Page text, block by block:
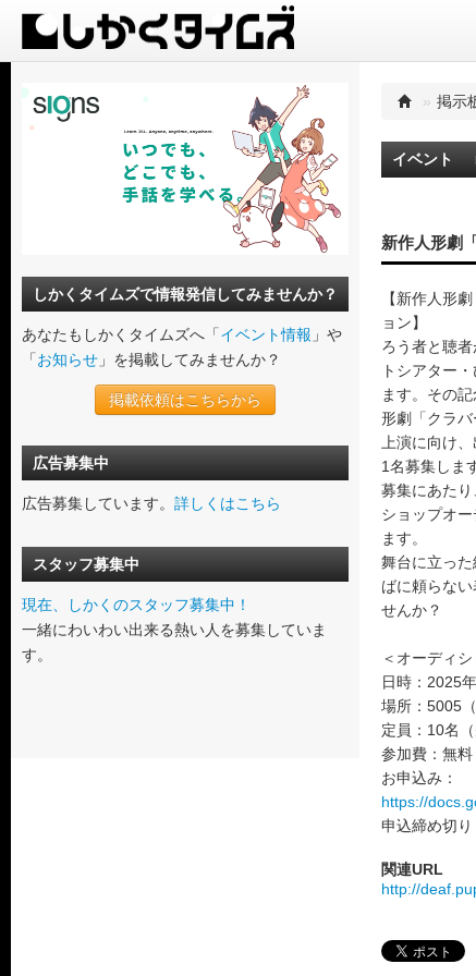
しかくタイムズで情報発信してみませんか？
あなたもしかくタイムズへ「イベント情報 」や
「お知らせ 」を掲載してみませんか？
掲載依頼はこちらから
広告募集中
広告募集しています。 詳しくはこちら
スタッフ募集中
現在、しかくのスタッフ募集中！
一緒にわいわい出来る熱い人を募集していま
す。
» 掲示
イベント
新作人形劇
【新作人形
ョン】
ろう者と聴
トシアター
ます。その
形劇「クラバ
上演に向け
1名募集しま
募集にあた
ショップオ
ます。
舞台に立っ
ばに頼らな
せんか？
＜オーディ
日時：2025
場所：5005
定員：10名（
参加費：無料
お申込み：
https://
申込締め切り
関連URL
http://